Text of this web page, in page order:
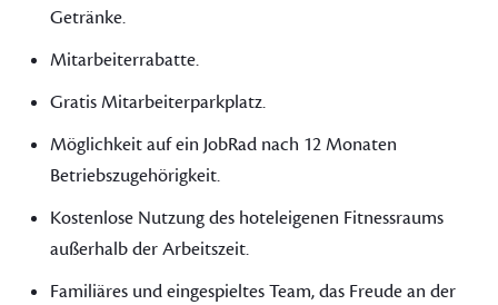
Getränke.
Mitarbeiterrabatte.
Gratis Mitarbeiterparkplatz.
Möglichkeit auf ein JobRad nach 12 Monaten
Betriebszugehörigkeit.
Kostenlose Nutzung des hoteleigenen Fitnessraums
außerhalb der Arbeitszeit.
Familiäres und eingespieltes Team, das Freude an der